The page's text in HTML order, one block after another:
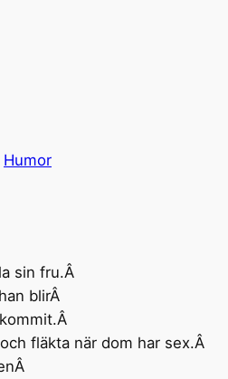
Humor
sin fru.Â
blirÂ
fläkta när dom har sex.Â